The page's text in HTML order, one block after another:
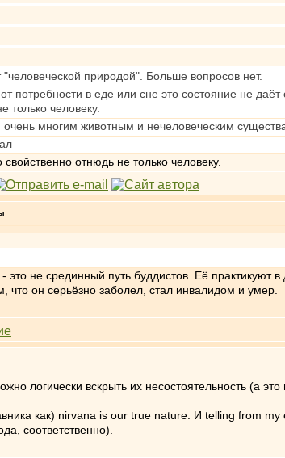
"человеческой природой". Больше вопросов нет.
потребности в еде или сне это состояние не
только человеку.
многим животным и нечеловеческим
отнюдь не только человеку.
не срединный путь буддистов. Её практикуют в
что он серьёзно заболел, стал инвалидом и умер.
логически вскрыть их несостоятельность (а
как) nirvana is our true nature. И telling from my
соответственно).